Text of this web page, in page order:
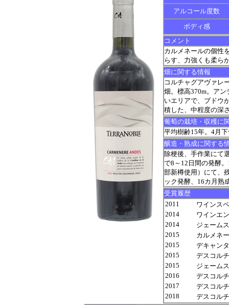
アルコール度数
ボディ感
コメント
カルメネールの個性
らす、力強くも柔ら
畑に関する情報
コルチャグアヴァレ
畑。標高370m。ア
いエリアで、ブドウ
積した、中程度の深
葡萄の栽培・収穫に
平均樹齢15年。4月
醸造・熟成に関する
除梗後、手作業にて
で8～12日間の発酵
部新樽使用）にて、
ック発酵、16カ月熟
受賞履歴
2011
ワインス
2014
ワインエ
2014
ジェーム
2015
カルメネ
2015
デキャン
2015
デスコル
2015
ジェーム
2016
デスコル
2017
デスコル
2018
デスコル